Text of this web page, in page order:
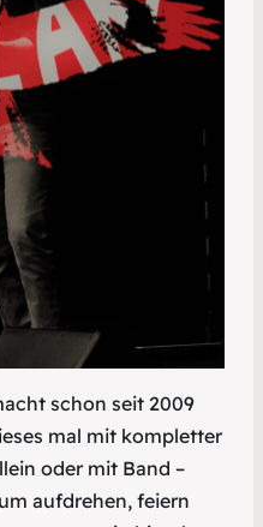
schon seit 2009
mal mit kompletter
oder mit Band –
aufdrehen, feiern